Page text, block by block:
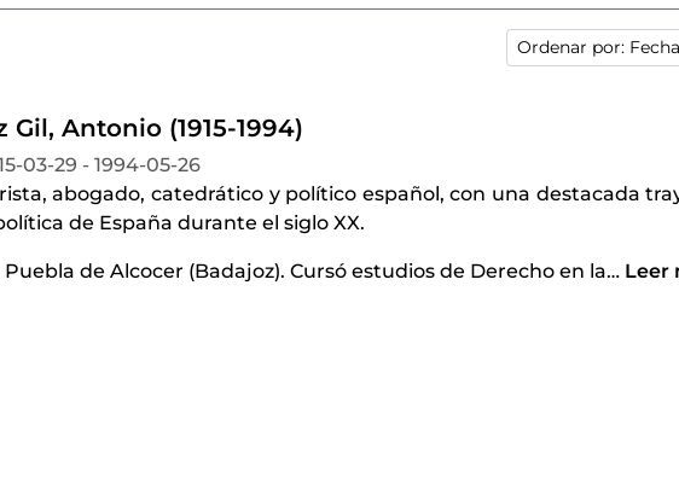
Ordenar por:
Gil, Antonio (1915-1994)
03-29 - 1994-05-26
abogado, catedrático y político español, con una destacada
de España durante el siglo XX.
Puebla de Alcocer (Badajoz). Cursó estudios de Derecho en la… Leer